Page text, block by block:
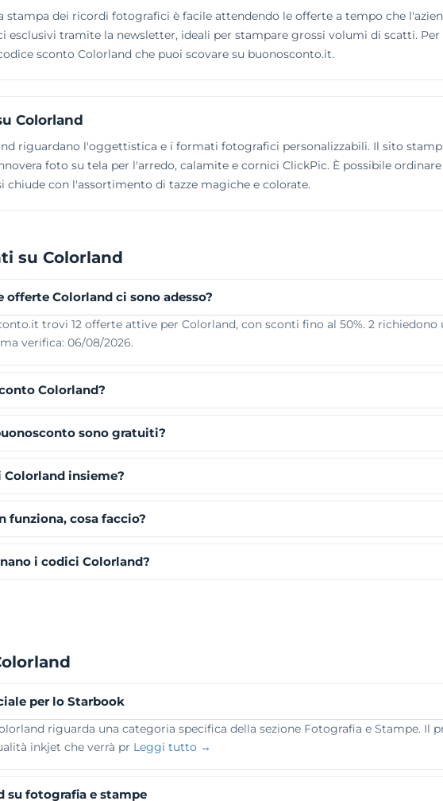
stampa dei ricordi fotografici è facile attendendo le offerte a tempo che
esclusivi tramite la newsletter, ideali per stampare grossi volumi di scatti.
sconto Colorland che puoi scovare su buonosconto.it.
Colorland
riguardano l'oggettistica e i formati fotografici personalizzabili. Il sito
foto su tela per l'arredo, calamite e cornici ClickPic. È possibile
chiude con l'assortimento di tazze magiche e colorate.
su Colorland
Colorland ci sono adesso?
trovi 12 offerte attive per Colorland, con sconti fino al 50%. 2 richiedono
verifica: 06/08/2026.
Colorland?
sono gratuiti?
Colorland insieme?
funziona, cosa faccio?
i codici Colorland?
per lo Starbook
riguarda una categoria specifica della sezione Fotografia e Stampe.
inkjet che verrà pr Leggi tutto →
su fotografia e stampe